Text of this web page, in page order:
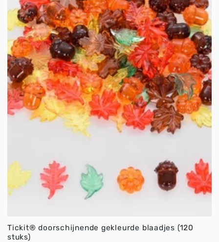
Tickit® doorschijnende gekleurde blaadjes (120
stuks)